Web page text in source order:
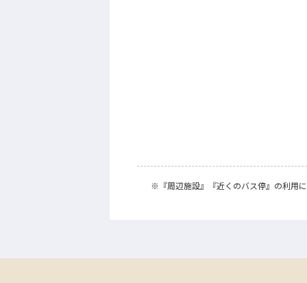
※ 『周辺施設』 『近くのバス停』 の利用